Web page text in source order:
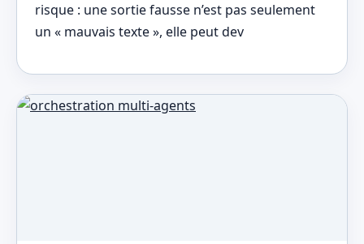
risque : une sortie fausse n’est pas seulement
un « mauvais texte », elle peut dev